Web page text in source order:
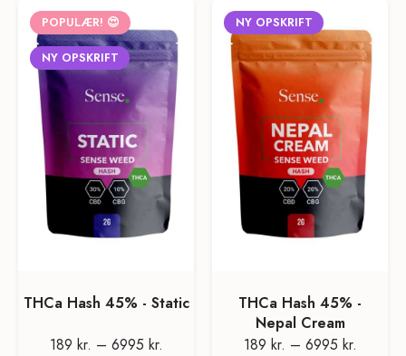
POPULÆR! 😍
NY OPSKRIFT
THCa Hash 45% - Static
189 kr. – 6995 kr.
NY OPSKRIFT
THCa Hash 45% -
Nepal Cream
189 kr. – 6995 kr.